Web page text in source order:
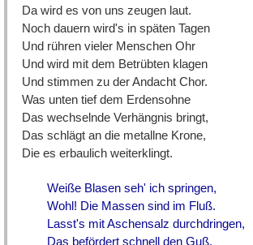
Da wird es von uns zeugen laut.
Noch dauern wird's in späten Tagen
Und rühren vieler Menschen Ohr
Und wird mit dem Betrübten klagen
Und stimmen zu der Andacht Chor.
Was unten tief dem Erdensohne
Das wechselnde Verhängnis bringt,
Das schlägt an die metallne Krone,
Die es erbaulich weiterklingt.
Weiße Blasen seh' ich springen,
Wohl! Die Massen sind im Fluß.
Lasst's mit Aschensalz durchdringen,
Das befördert schnell den Guß.